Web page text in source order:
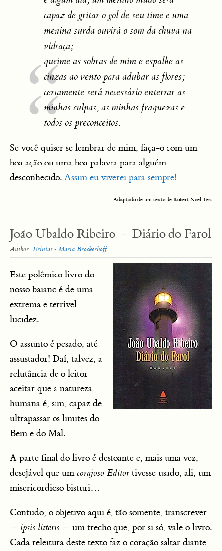
capaz de gritar o gol de seu time e uma
menina surda ouvirá o som da chuva na
vidraça;
queime as sobras de mim e espalhe as
cinzas ao vento para adubar as flores;
certamente será necessário enterrar as
minhas culpas, as minhas fraquezas e
todos os preconceitos.
Se você quiser se lembrar de mim, faça-o com um
boa ação ou uma boa palavra para alguém
desconhecido. Assim eu viverei para sempre!
Adaptado de um texto de Robert Noel Test
João Ubaldo Ribeiro — Diário do Farol
Author: Erínias - Maria Brockerhoff
Este polêmico livro do
nosso baiano é de uma
extrema e terrível
lucidez.
O assunto é pesado, até
assustador! Daí, talvez, a
relutância de o leitor
aceitar que a natureza
humana é, sim, capaz de
ultrapassar os limites do
Bem e do Mal.
A parte final do livro é destoante e, mais uma vez,
desejável que umcorajoso Editortivesse usado, ali, um
misericordioso bisturi…
Contudo, o objetivo aqui é, tão somente, transcrever
— ipsis litteris — um trecho que, por si só, vale o livro.
Cada releitura deste texto faz o coração saltar diante